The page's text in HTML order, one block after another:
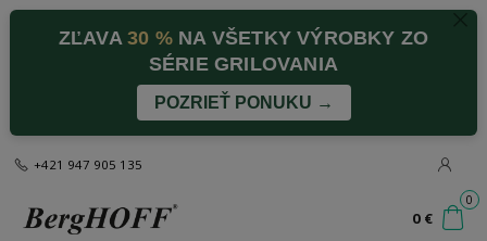
ZĽAVA30 %NA VŠETKY VÝROBKY ZO
SÉRIE GRILOVANIA
POZRIEŤ PONUKU →
+421 947 905 135
0
0 €